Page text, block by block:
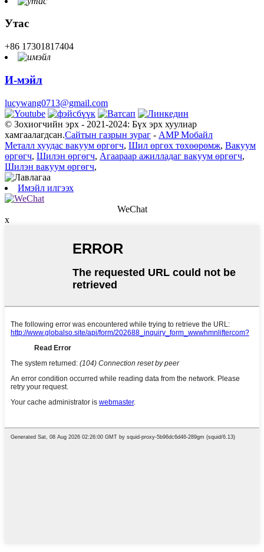
Утас
+86 17301817404
И-мэйл
lucywang0713@gmail.com
© Зохиогчийн эрх - 2021-2024: Бүх эрх хуулиар
хамгаалагдсан.Сайтын газрын зураг - AMP Мобайл
Металл хуудас вакуум өргөгч, Шил өргөх төхөөрөмж, Вакуум
өргөгч, Шилэн өргөгч, Агаараар ажилладаг вакуум өргөгч,
Шилэн вакуум өргөгч,
Имэйл илгээх
WeChat
x